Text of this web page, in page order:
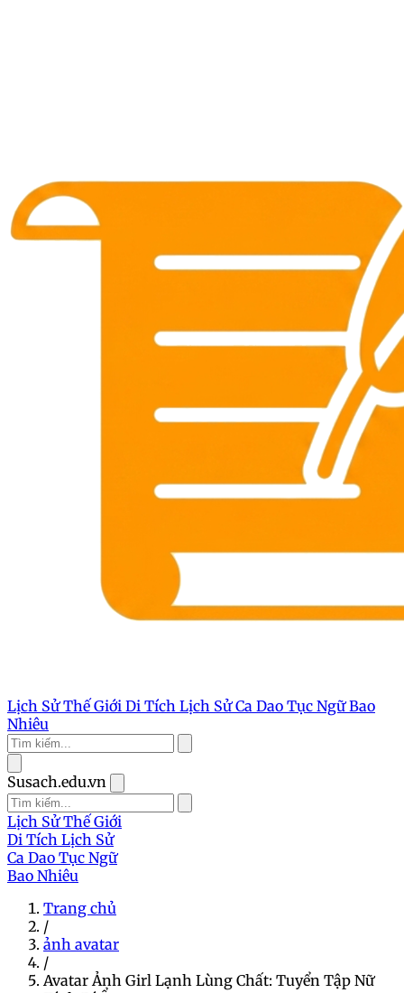
Lịch Sử Thế Giới Di Tích Lịch SửCa Dao Tục NgữBao
Nhiêu
Susach.edu.vn
Lịch Sử Thế Giới
Di Tích Lịch Sử
Ca Dao Tục Ngữ
Bao Nhiêu
Trang chủ
/
ảnh avatar
/
Avatar Ảnh Girl Lạnh Lùng Chất: Tuyển Tập Nữ